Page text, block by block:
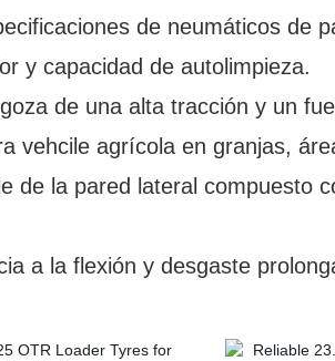
de neumáticos de
y capacidad de autolimpieza.
de una alta tracción y un
vehcile agrícola en granjas,
de la pared lateral compuesto
a la flexión y desgaste